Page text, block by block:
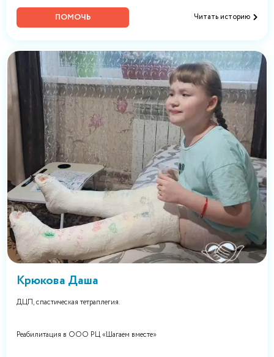
ПОМОЧЬ Читать историю
Крюкова Даша
ДЦП, спастическая тетраплегия.
Реабилитация в ООО РЦ «Шагаем вместе»